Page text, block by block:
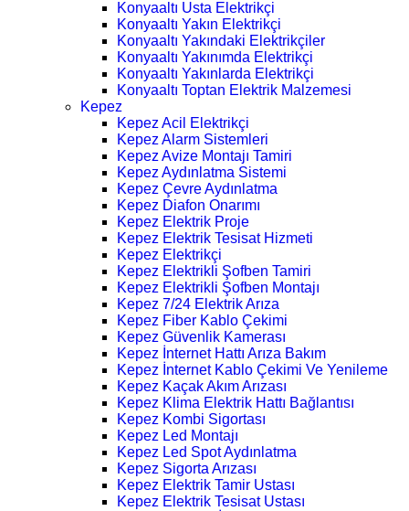
Konyaaltı Usta Elektrikçi
Konyaaltı Yakın Elektrikçi
Konyaaltı Yakındaki Elektrikçiler
Konyaaltı Yakınımda Elektrikçi
Konyaaltı Yakınlarda Elektrikçi
Konyaaltı Toptan Elektrik Malzemesi
Kepez
Kepez Acil Elektrikçi
Kepez Alarm Sistemleri
Kepez Avize Montajı Tamiri
Kepez Aydınlatma Sistemi
Kepez Çevre Aydınlatma
Kepez Diafon Onarımı
Kepez Elektrik Proje
Kepez Elektrik Tesisat Hizmeti
Kepez Elektrikçi
Kepez Elektrikli Şofben Tamiri
Kepez Elektrikli Şofben Montajı
Kepez 7/24 Elektrik Arıza
Kepez Fiber Kablo Çekimi
Kepez Güvenlik Kamerası
Kepez İnternet Hattı Arıza Bakım
Kepez İnternet Kablo Çekimi Ve Yenileme
Kepez Kaçak Akım Arızası
Kepez Klima Elektrik Hattı Bağlantısı
Kepez Kombi Sigortası
Kepez Led Montajı
Kepez Led Spot Aydınlatma
Kepez Sigorta Arızası
Kepez Elektrik Tamir Ustası
Kepez Elektrik Tesisat Ustası